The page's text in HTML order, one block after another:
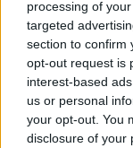
processing of
targeted
section to confirm
opt-out request is
interest-based
us or personal
your opt-out. You
disclosure of your
Diocese de
para
10 de Agosto, 2026